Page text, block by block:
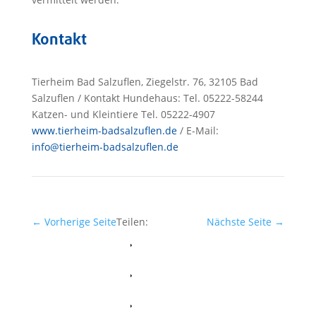
Kontakt
Tierheim Bad Salzuflen, Ziegelstr. 76, 32105 Bad
Salzuflen / Kontakt Hundehaus: Tel. 05222-58244
Katzen- und Kleintiere Tel. 05222-4907
www.tierheim-badsalzuflen.de/ E-Mail:
info@tierheim-badsalzuflen.de
← Vorherige Seite Nächste Seite →
Teilen:
Facebook
Whatsapp
Twitter